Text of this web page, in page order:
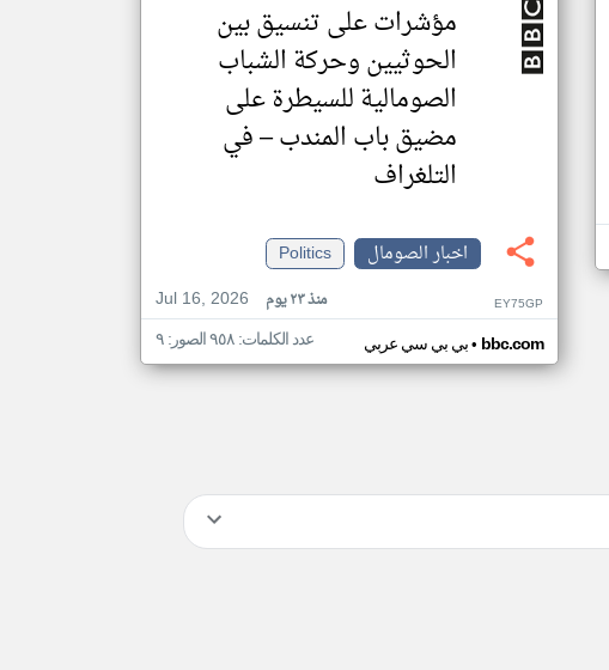
مؤشرات على تنسيق بين
الحوثيين وحركة الشباب
الصومالية للسيطرة على
مضيق باب المندب – في
التلغراف
اخبار الصومال
Politics
Jul 16, 2026
منذ ٢٣ يوم EY75GP
بي بي سي عربي• bbc.com عدد الكلمات: ٩٥٨ الصور: ٩